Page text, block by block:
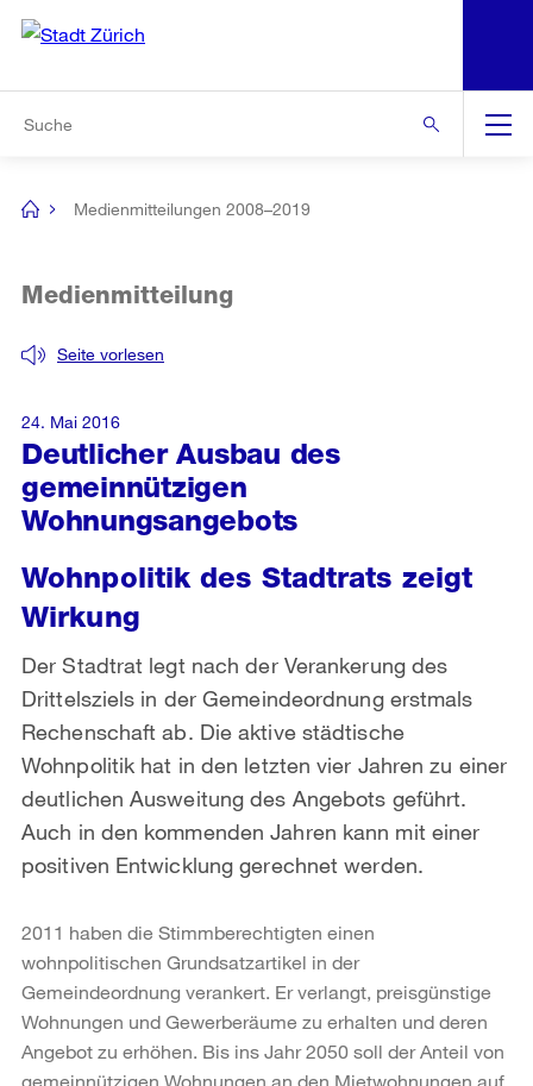
Navigation
[no
Medienmitteilungen 2008–2019
Deutlicher Ausbau des
gemeinnützigen
Wohnungsangebots
Seite vorlesen
Medienmitteilung
Wohnpolitik des Stadtrats zeigt
Wirkung
Der Stadtrat legt nach der Verankerung des
Drittelsziels in der Gemeindeordnung erstmals
Rechenschaft ab. Die aktive städtische
Wohnpolitik hat in den letzten vier Jahren zu einer
deutlichen Ausweitung des Angebots geführt.
Auch in den kommenden Jahren kann mit einer
positiven Entwicklung gerechnet werden.
24. Mai 2016
2011 haben die Stimmberechtigten einen
wohnpolitischen Grundsatzartikel in der
Gemeindeordnung verankert. Er verlangt, preisgünstige
Wohnungen und Gewerberäume zu erhalten und deren
Angebot zu erhöhen. Bis ins Jahr 2050 soll der Anteil von
gemeinnützigen Wohnungen an den Mietwohnungen auf